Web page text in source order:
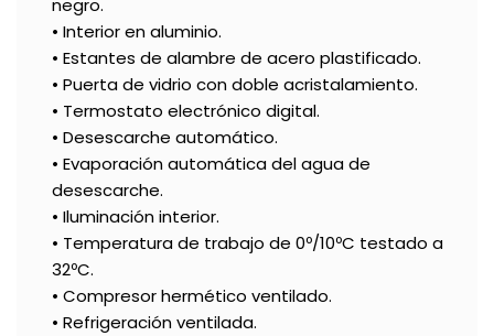
negro.
• Interior en aluminio.
• Estantes de alambre de acero plastificado.
• Puerta de vidrio con doble acristalamiento.
• Termostato electrónico digital.
• Desescarche automático.
• Evaporación automática del agua de
desescarche.
• Iluminación interior.
• Temperatura de trabajo de 0º/10ºC testado a
32ºC.
• Compresor hermético ventilado.
• Refrigeración ventilada.